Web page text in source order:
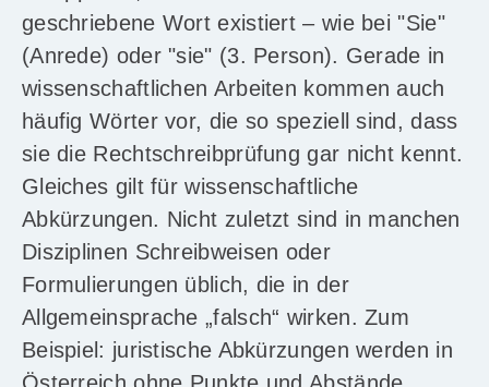
geschriebene Wort existiert – wie bei "Sie"
(Anrede) oder "sie" (3. Person). Gerade in
wissenschaftlichen Arbeiten kommen auch
häufig Wörter vor, die so speziell sind, dass
sie die Rechtschreibprüfung gar nicht kennt.
Gleiches gilt für wissenschaftliche
Abkürzungen. Nicht zuletzt sind in manchen
Disziplinen Schreibweisen oder
Formulierungen üblich, die in der
Allgemeinsprache „falsch“ wirken. Zum
Beispiel: juristische Abkürzungen werden in